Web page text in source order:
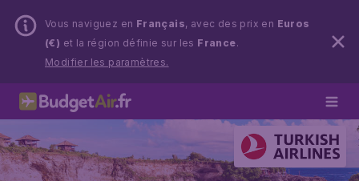
Vous naviguez en Français, avec des prix en Euros
(€) et la région définie sur les France.
Modifier les paramètres.